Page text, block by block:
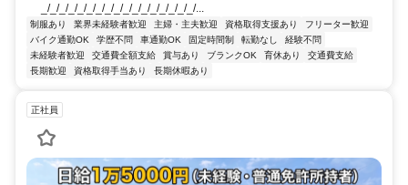
_/_/_/_/_/_/_/_/_/_/_/_/_/_/_/_/_/...
制服あり 業界未経験者歓迎 主婦・主夫歓迎 資格取得支援あり
フリーター歓迎
バイク通勤OK
学歴不問 車通勤OK 固定時間制 転勤なし
経験不問
未経験者歓迎
交通費全額支給 賞与あり ブランクOK 育休あり
交通費支給
長期歓迎
資格取得手当あり 長期休暇あり
正社員